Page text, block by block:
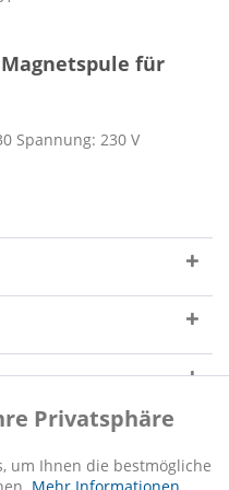
für
Spannung: 230 V
Aktiv
Privatsphäre
um Ihnen die bestmögliche